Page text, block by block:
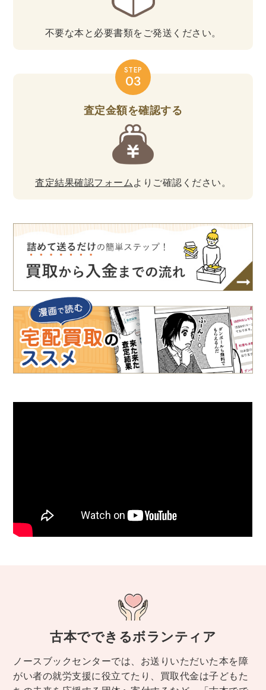
不要な本と必要書類をご発送ください。
STEP
03
査定金額を確認する
査定結果確認フォーム よりご確認ください。
古本でできるボランティア
ノースブックセンターでは、お送りいただいた本を障
がい者の就労支援に役立てたり、買取代金は子どもた